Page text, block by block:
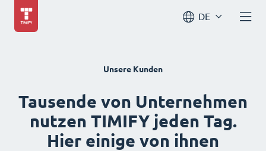
DE
Unsere Kunden
Tausende von Unternehmen
nutzen TIMIFY jeden Tag.
Hier einige von ihnen